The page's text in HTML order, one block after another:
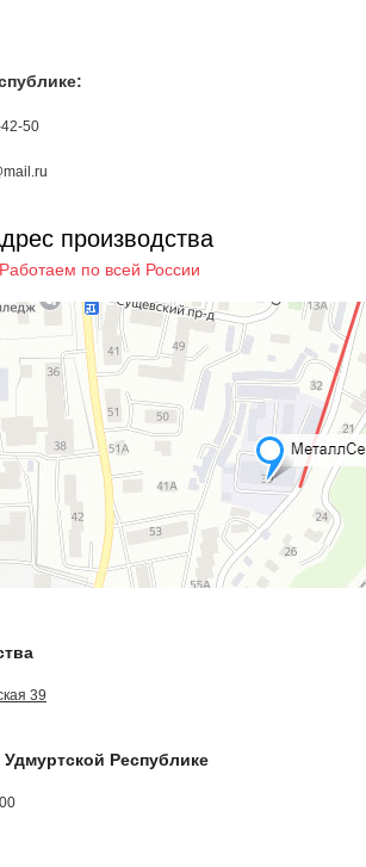
50
производства
Работаем по всей России
39
Республике